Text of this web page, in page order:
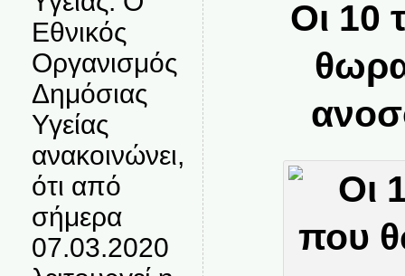
Εθνικός
Οργανισμός
Δημόσιας
Υγείας
ανακοινώνει,
ότι από
σήμερα
07.03.2020
Οι 10